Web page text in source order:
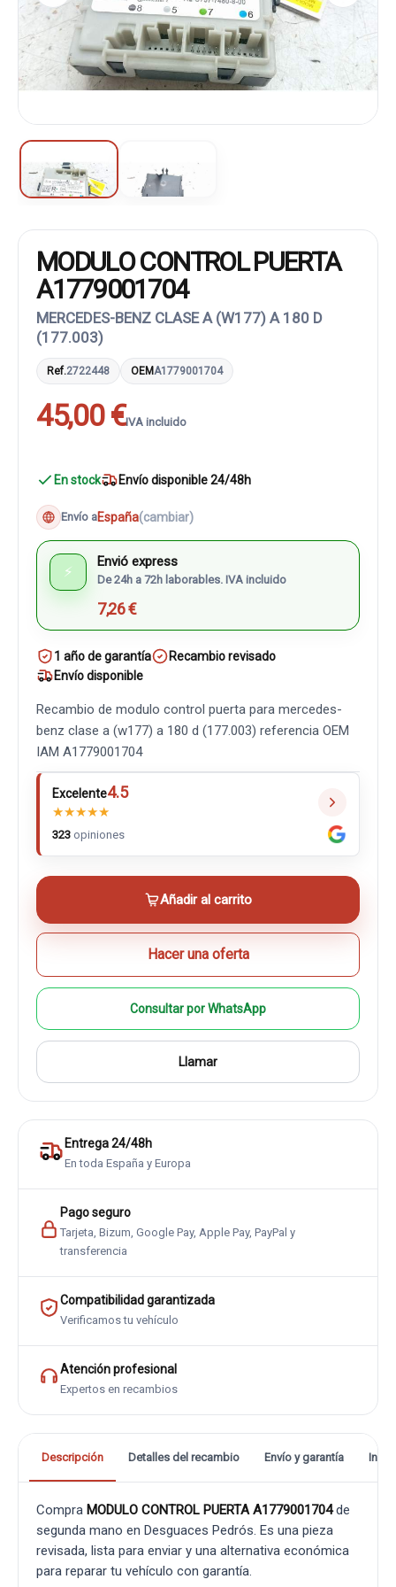
MODULO CONTROL PUERTA
A1779001704
MERCEDES-BENZ CLASE A (W177) A 180 D
(177.003)
Ref.2722448 OEMA1779001704
45,00 €IVA incluido
En stock Envío disponible 24/48h
Envío aEspaña(cambiar)
⚡
Envió express
De 24h a 72h laborables. IVA incluido
7,26 €
1 año de garantía
Recambio revisado
Envío disponible
Recambio de modulo control puerta para mercedes-
benz clase a (w177) a 180 d (177.003) referencia OEM
IAM A1779001704
Excelente4.5
★★★★★
323 opiniones
Añadir al carrito
Hacer una oferta
Consultar por WhatsApp
Llamar
Entrega 24/48h
En toda España y Europa
Pago seguro
Tarjeta, Bizum, Google Pay, Apple Pay, PayPal y
transferencia
Compatibilidad garantizada
Verificamos tu vehículo
Atención profesional
Expertos en recambios
Descripción Detalles del recambio Envío y garantía
Compra MODULO CONTROL PUERTA A1779001704de
segunda mano en Desguaces Pedrós. Es una pieza
revisada, lista para enviar y una alternativa económica
para reparar tu vehículo con garantía.